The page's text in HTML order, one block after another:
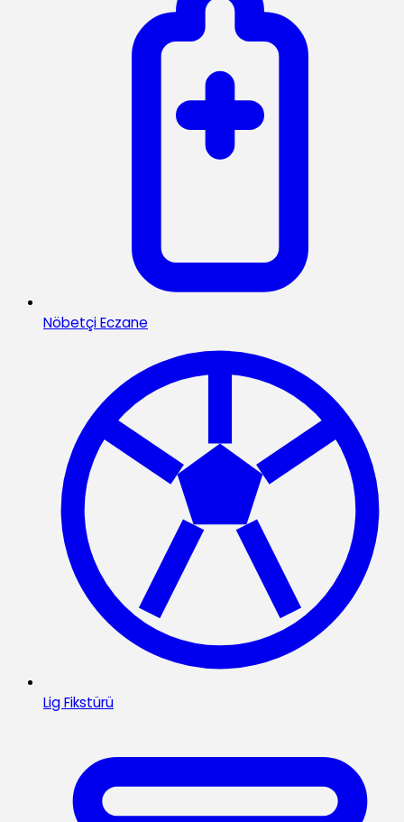
Nöbetçi Eczane
Lig Fikstürü